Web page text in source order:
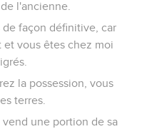
l'ancienne.
de façon définitive, car
et vous êtes chez moi
la possession, vous
terres.
une portion de sa